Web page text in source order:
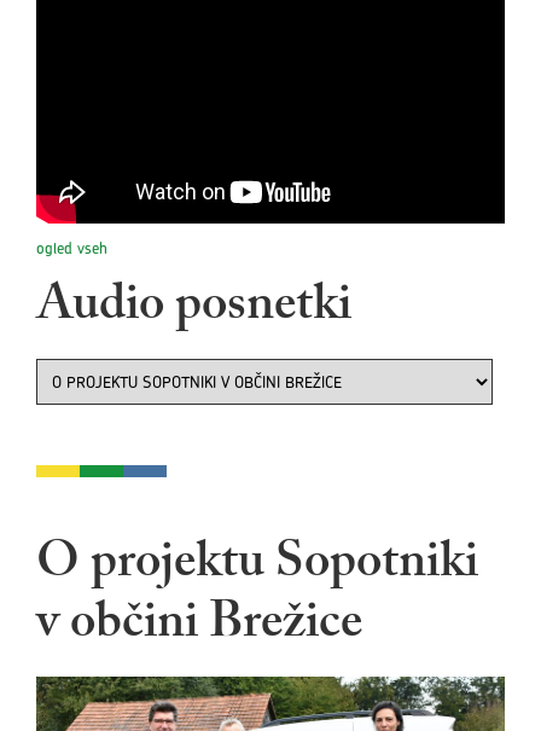
ogled vseh
Audio posnetki
O projektu Sopotniki
v občini Brežice